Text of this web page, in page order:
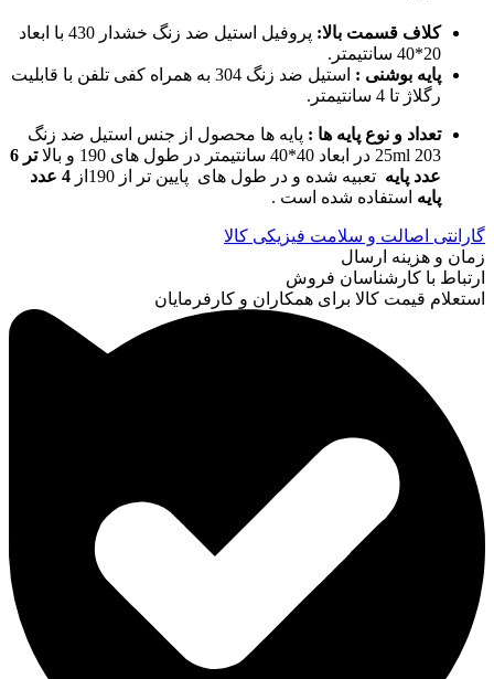
کلاف قسمت بالا:
پروفیل استیل ضد زنگ خشدار 430 با ابعاد
20*40 سانتیمتر.
پایه بوشنی :
استیل ضد زنگ 304 به همراه کفی تلفن با قابلیت
رگلاژ تا 4 سانتیمتر.
تعداد و نوع پایه ها : پایه ها محصول از جنس استیل ضد زنگ
203 25ml در ابعاد 40*40 سانتیمتر در طول های 190 و بالا
تر 6
عدد پایه تعبیه شده و در طول های پایین تر از 190از
4 عدد
پایه استفاده شده است .
گارانتی اصالت و سلامت فیزیکی کالا
زمان و هزینه ارسال
ارتباط با کارشناسان فروش
استعلام قیمت کالا برای همکاران و کارفرمایان